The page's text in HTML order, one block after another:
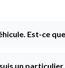
Est-ce
un